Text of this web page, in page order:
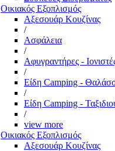
Οικιακός Εξοπλισμός
Αξεσουάρ Κουζίνας
/
Ασφάλεια
/
Αφυγραντήρες -
/
Είδη Camping -
/
Είδη Camping -
/
view more
Οικιακός Εξοπλισμός
Αξεσουάρ Κουζίνας